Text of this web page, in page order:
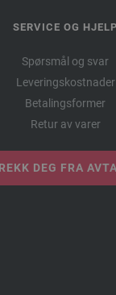
SERVICE OG HJELP
Spørsmål og svar
Leveringskostnader
Betalingsformer
Retur av varer
DEG FRA